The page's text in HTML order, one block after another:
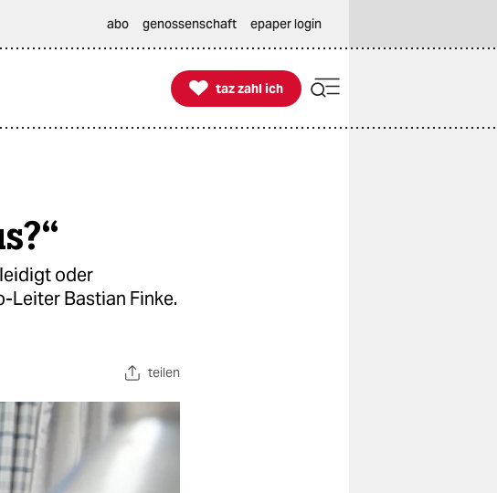
abo genossenschaft epaper login

taz zahl ich
taz zahl ich
oder
Leiter Bastian Finke.
teilen